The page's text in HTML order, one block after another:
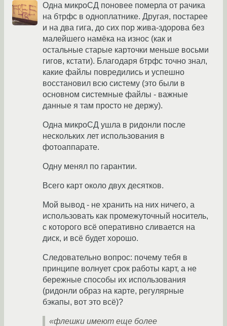
Одна микроСД поновее померла от рачика
на бтрфс в одноплатнике. Другая, постарее
и на два гига, до сих пор жива-здорова без
малейшего намёка на износ (как и
остальные старые карточки меньше восьми
гигов, кстати). Благодаря бтрфс точно знал,
какие файлы повредились и успешно
восстановил всю систему (это были в
основном системные файлы - важные
данные я там просто не держу).
Одна микроСД ушла в ридонли после
нескольких лет использования в
фотоаппарате.
Одну менял по гарантии.
Всего карт около двух десятков.
Мой вывод - не хранить на них ничего, а
использовать как промежуточный носитель,
с которого всё оперативно сливается на
диск, и всё будет хорошо.
Следовательно вопрос: почему тебя в
принципе волнует срок работы карт, а не
бережные способы их использования
(ридонли образ на карте, регулярные
бэкапы, вот это всё)?
«флешки имеют еще более